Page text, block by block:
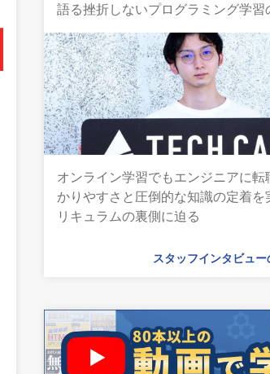
語る挫折しないプログラミング学習
オンライン学習でもエンジニアに転
かりやすさと圧倒的な知識の定着を
リキュラムの裏側に迫る
スタッフインタビュ